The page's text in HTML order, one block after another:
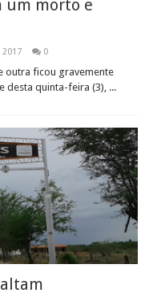
um morto e
0
outra ficou gravemente
desta quinta-feira (3), ...